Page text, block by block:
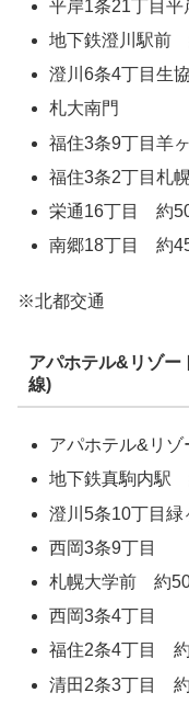
平岸1条21丁目平
地下鉄澄川駅前
澄川6条4丁目生
札大南門
福住3条9丁目羊
福住3条2丁目札
栄通16丁目 約
南郷18丁目 約
※北都交通
アパホテル&リゾー
線)
アパホテル&リ
地下鉄真駒内駅
澄川5条10丁目
西岡3条9丁目
札幌大学前 約
西岡3条4丁目
福住2条4丁目
清田2条3丁目